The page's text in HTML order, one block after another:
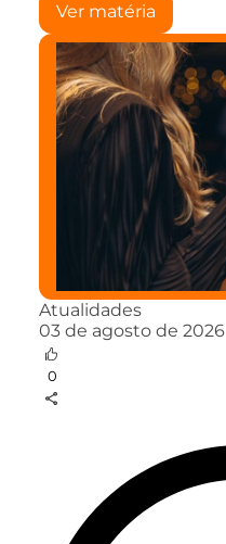
Ver matéria
Atualidades
03 de agosto de 2026
0